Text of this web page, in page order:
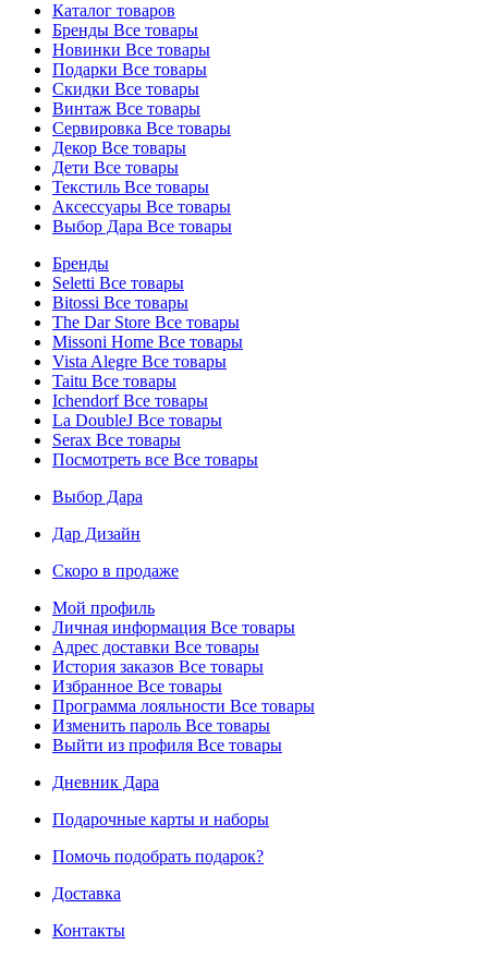
Каталог товаров
Бренды Все товары
Новинки Все товары
Подарки Все товары
Скидки Все товары
Винтаж Все товары
Сервировка Все товары
Декор Все товары
Дети Все товары
Текстиль Все товары
Аксессуары Все товары
Выбор Дара Все товары
Бренды
Seletti Все товары
Bitossi Все товары
The Dar Store Все товары
Missoni Home Все товары
Vista Alegre Все товары
Taitu Все товары
IchendorfВсе товары
La DoubleJ Все товары
Serax Все товары
Посмотреть все Все товары
Выбор Дара
Дар Дизайн
Скоро в продаже
Мой профиль
Личная информация Все товары
Адрес доставки Все товары
История заказов Все товары
Избранное Все товары
Программа лояльности Все товары
Изменить пароль Все товары
Выйти из профиля Все товары
Дневник Дара
Подарочные карты и наборы
Помочь подобрать подарок?
Доставка
Контакты